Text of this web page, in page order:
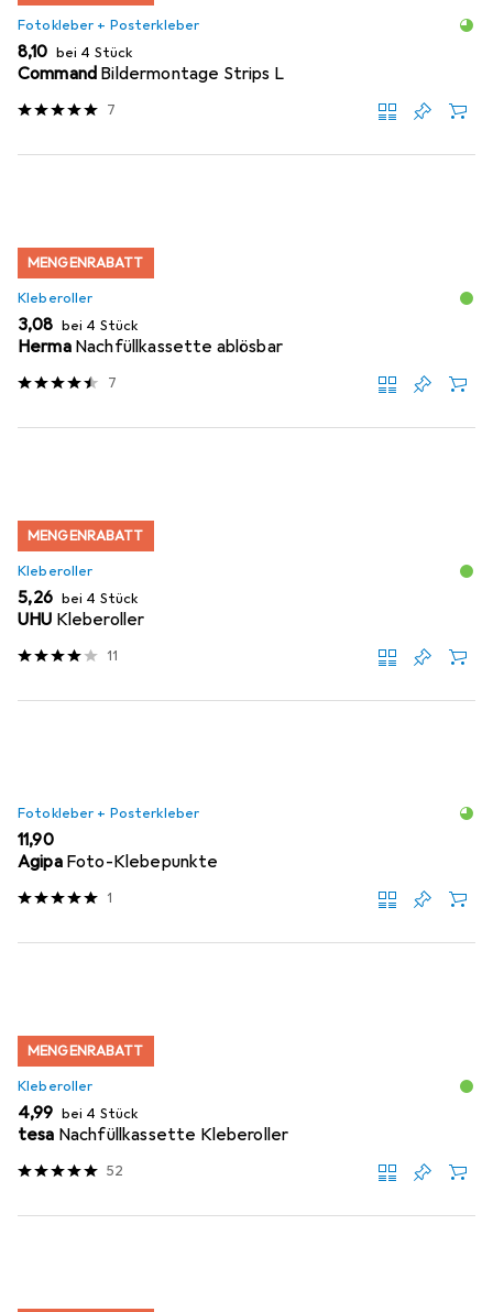
Fotokleber + Posterkleber
EUR
8,10 bei 4 Stück
Command Bildermontage Strips L
7
MENGENRABATT
Kleberoller
EUR
3,08 bei 4 Stück
Herma Nachfüllkassette ablösbar
7
MENGENRABATT
Kleberoller
EUR
5,26 bei 4 Stück
UHU Kleberoller
11
Fotokleber + Posterkleber
EUR
11,90
Agipa Foto-Klebepunkte
1
MENGENRABATT
Kleberoller
EUR
4,99 bei 4 Stück
tesa Nachfüllkassette Kleberoller
52